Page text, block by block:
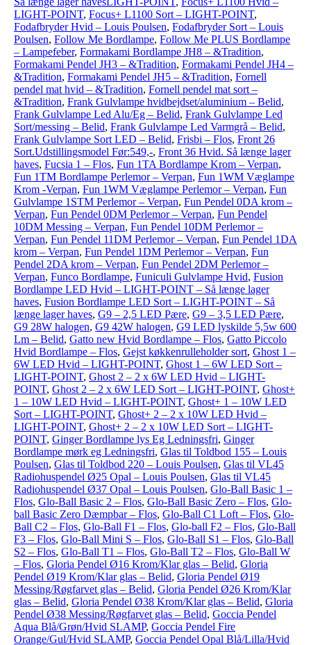
LIGHT-POINT, Focus+ L1100 Sort – LIGHT-POINT,
Fodafbryder Hvid – Louis Poulsen, Fodafbryder Sort – Louis
Poulsen, Follow Me Bordlampe, Follow Me PLUS Bordlampe
– Lampefeber, Formakami Bordlampe JH8 – &Tradition,
Formakami Pendel JH3 – &Tradition, Formakami Pendel JH4 –
&Tradition, Formakami Pendel JH5 – &Tradition, Fornell
pendel mat hvid – &Tradition, Fornell pendel mat sort –
&Tradition, Frank Gulvlampe hvidbejdset/aluminium – Belid,
Frank Gulvlampe Led Alu/Eg – Belid, Frank Gulvlampe Led
Sort/messing – Belid, Frank Gulvlampe Led Varmgrå – Belid,
Frank Gulvlampe Sort LED – Belid, Frisbi – Flos, Front 26
Sort.Udstillingsmodel Før:549,-, Front 36 Hvid. Så længe lager
haves, Fucsia 1 – Flos, Fun 1TA Bordlampe Krom – Verpan,
Fun 1TM Bordlampe Perlemor – Verpan, Fun 1WM Væglampe
Krom -Verpan, Fun 1WM Væglampe Perlemor – Verpan, Fun
Gulvlampe 1STM Perlemor – Verpan, Fun Pendel 0DA krom –
Verpan, Fun Pendel 0DM Perlemor – Verpan, Fun Pendel
10DM Messing – Verpan, Fun Pendel 10DM Perlemor –
Verpan, Fun Pendel 11DM Perlemor – Verpan, Fun Pendel 1DA
krom – Verpan, Fun Pendel 1DM Perlemor – Verpan, Fun
Pendel 2DA krom – Verpan, Fun Pendel 2DM Perlemor –
Verpan, Funco Bordlampe, Funiculi Gulvlampe Hvid, Fusion
Bordlampe LED Hvid – LIGHT-POINT – Så længe lager
haves, Fusion Bordlampe LED Sort – LIGHT-POINT – Så
længe lager haves, G9 – 2,5 LED Pære, G9 – 3,5 LED Pære,
G9 28W halogen, G9 42W halogen, G9 LED lyskilde 5,5w 600
Lm – Belid, Gatto new Hvid Bordlampe – Flos, Gatto Piccolo
Hvid Bordlampe – Flos, Gejst køkkenrulleholder sort, Ghost 1 –
6W LED Hvid – LIGHT-POINT, Ghost 1 – 6W LED Sort –
LIGHT-POINT, Ghost 2 – 2 x 6W LED Hvid – LIGHT-
POINT, Ghost 2 – 2 x 6W LED Sort – LIGHT-POINT, Ghost+
1 – 10W LED Hvid – LIGHT-POINT, Ghost+ 1 – 10W LED
Sort – LIGHT-POINT, Ghost+ 2 – 2 x 10W LED Hvid –
LIGHT-POINT, Ghost+ 2 – 2 x 10W LED Sort – LIGHT-
POINT, Ginger Bordlampe lys Eg Ledningsfri, Ginger
Bordlampe mørk eg Ledningsfri, Glas til Toldbod 155 – Louis
Poulsen, Glas til Toldbod 220 – Louis Poulsen, Glas til VL45
Radiohuspendel Ø25 Opal – Louis Poulsen, Glas til VL45
Radiohuspendel Ø37 Opal – Louis Poulsen, Glo-Ball Basic 1 –
Flos, Glo-Ball Basic 2 – Flos, Glo-Ball Basic Zero – Flos, Glo-
ball Basic Zero Dæmpbar – Flos, Glo-Ball C1 Loft – Flos, Glo-
Ball C2 – Flos, Glo-Ball F1 – Flos, Glo-ball F2 – Flos, Glo-Ball
F3 – Flos, Glo-Ball Mini S – Flos, Glo-Ball S1 – Flos, Glo-Ball
S2 – Flos, Glo-Ball T1 – Flos, Glo-Ball T2 – Flos, Glo-Ball W
– Flos, Gloria Pendel Ø16 Krom/Klar glas – Belid, Gloria
Pendel Ø19 Krom/Klar glas – Belid, Gloria Pendel Ø19
Messing/Røgfarvet glas – Belid, Gloria Pendel Ø26 Krom/Klar
glas – Belid, Gloria Pendel Ø38 Krom/Klar glas – Belid, Gloria
Pendel Ø38 Messing/Røgfarvet glas – Belid, Goccia Pendel
Aqua Blå/Grøn/Hvid SLAMP, Goccia Pendel Fire
Orange/Gul/Hvid SLAMP, Goccia Pendel Opal Blå/Lilla/Hvid